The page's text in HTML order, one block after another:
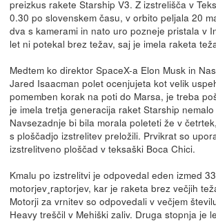
preizkus rakete Starship V3. Z izstrelišča v
0.30 po slovenskem času, v orbito peljala 20
dva s kamerami in nato uro pozneje pristala v
let ni potekal brez težav, saj je imela raketa
Medtem ko direktor SpaceX-a Elon Musk in
Jared Isaacman polet ocenjujeta kot velik
pomemben korak na poti do Marsa, je treba
je imela tretja generacija raket Starship nemalo
Navsezadnje bi bila morala poleteti že v
s ploščadjo izstrelitev preložili. Prvikrat so
izstrelitveno ploščad v teksaški Boca Chici.
Kmalu po izstrelitvi je odpovedal eden izmed 33
motorjev¸raptorjev, kar je raketa brez večjih
Motorji za vrnitev so odpovedali v večjem
Heavy treščil v Mehiški zaliv. Druga stopnja je